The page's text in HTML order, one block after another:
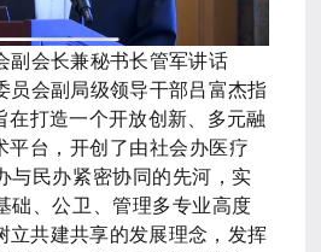
副会长兼秘书长管军讲话
会副局级领导干部吕富杰指
在打造一个开放创新、多元融
平台 ，开创了由社会办医疗
与民办紧密协同的先河，实
础、公卫、管理多专业高度
立共建共享的发展理念，发挥